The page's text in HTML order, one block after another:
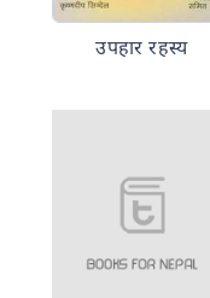
उपहार रहस्य